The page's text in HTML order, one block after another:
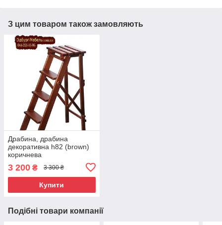
З цим товаром також замовляють
Драбина, драбина
декоративна h82 (brown)
коричнева
3 200 ₴ 3 300 ₴
Купити
Подібні товари компанії